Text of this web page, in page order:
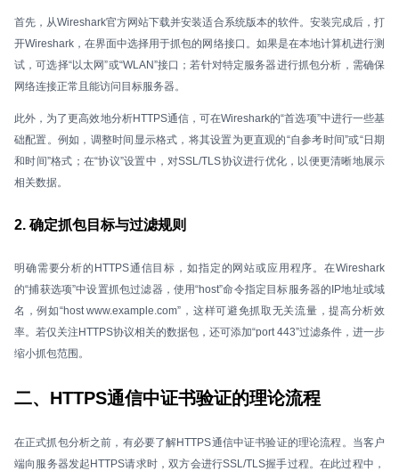
首先，从Wireshark官方网站下载并安装适合系统版本的软件。安装完成后，打
开Wireshark，在界面中选择用于抓包的网络接口。如果是在本地计算机进行测
试，可选择“以太网”或“WLAN”接口；若针对特定服务器进行抓包分析，需确保
网络连接正常且能访问目标服务器。
此外，为了更高效地分析HTTPS通信，可在Wireshark的“首选项”中进行一些基
础配置。例如，调整时间显示格式，将其设置为更直观的“自参考时间”或“日期
和时间”格式；在“协议”设置中，对SSL/TLS协议进行优化，以便更清晰地展示
相关数据。
2. 确定抓包目标与过滤规则
明确需要分析的HTTPS通信目标，如指定的网站或应用程序。在Wireshark
的“捕获选项”中设置抓包过滤器，使用“host”命令指定目标服务器的IP地址或域
名，例如“host www.example.com”，这样可避免抓取无关流量，提高分析效
率。若仅关注HTTPS协议相关的数据包，还可添加“port 443”过滤条件，进一步
缩小抓包范围。
二、HTTPS通信中证书验证的理论流程
在正式抓包分析之前，有必要了解HTTPS通信中证书验证的理论流程。当客户
端向服务器发起HTTPS请求时，双方会进行SSL/TLS握手过程。在此过程中，